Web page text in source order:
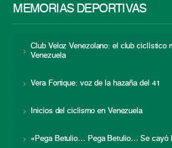
MEMORIAS DEPORTIVAS
Club Veloz Venezolano: el club ciclístico
Venezuela
Vera Fortique: voz de la hazaña del 41
Inicios del ciclismo en Venezuela
«Pega Betulio… Pega Betulio… Se cayó